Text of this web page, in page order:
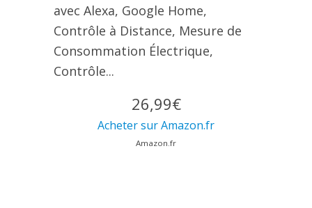
avec Alexa, Google Home,
Contrôle à Distance, Mesure de
Consommation Électrique,
Contrôle...
26,99€
Acheter sur Amazon.fr
Amazon.fr